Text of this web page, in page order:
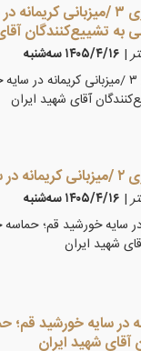
به تشییع‌کنندگان
| ۱۴۰۵/۴/۱۶ سه‌شنبه
آقای شهید ایران
قم
| ۱۴۰۵/۴/۱۶ سه‌شنبه
شهید ایران
آقای شهید ایران